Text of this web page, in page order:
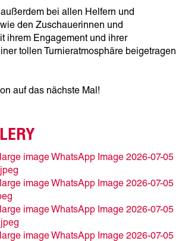
bei allen Helfern und
den Zuschauerinnen und
ihrem Engagement und ihrer
tollen Turnieratmosphäre beigetragen
auf das nächste Mal!